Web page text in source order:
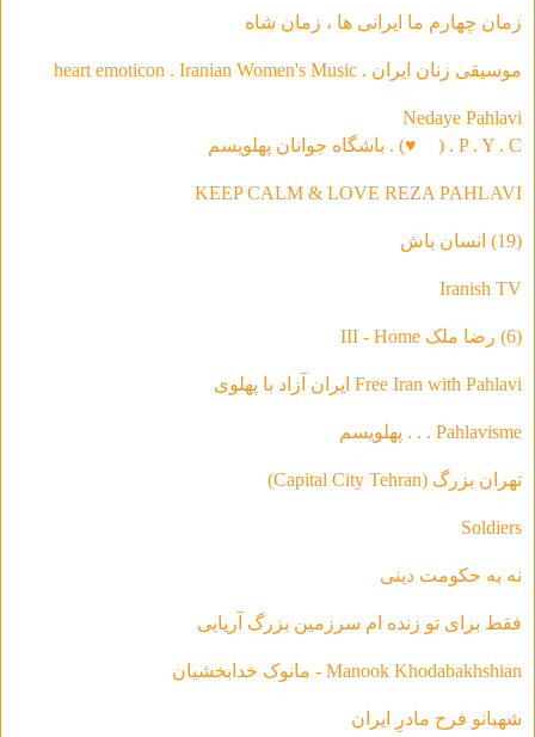
زمان چهارم ما ايرانى ها ، زمان شاه
موسیقی‌ زنان ایران . heart emoticon . Iranian Women's Music
Nedaye Pahlavi
P . Y . C . (
♥) . باشگاه جوانان پهلویسم
KEEP CALM & LOVE REZA PAHLAVI
(19) انسان باش
Iranish TV
(6) رضا ملک III - Home
Free Iran with Pahlavi ایران آزاد با پهلوی
Pahlavisme . . . پهلویسم
تهران بزرگ (Capital City Tehran)
Soldiers
نه به حکومت دینی
فقط براى تو زنده ام سرزمين بزرگ آريايى
Manook Khodabakhshian - مانوک خدابخشیان
شهبانو فرح مادرِ ایران